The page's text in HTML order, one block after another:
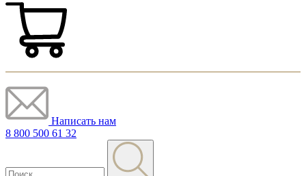
Написать нам
8 800 500 61 32